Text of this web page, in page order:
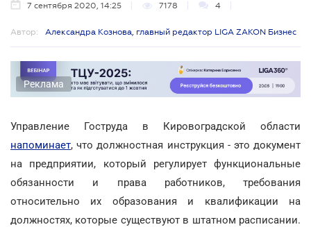
7 сентября 2020, 14:25 7178 4
Автор: Александра Кознова, главный редактор LIGA ZAKON Бизнес
Реклама
Управление Гоструда в Кировоградской области
напоминает, что должностная инструкция - это документ
на предприятии, который регулирует функциональные
обязанности и права работников, требования
относительно их образования и квалификации на
должностях, которые существуют в штатном расписании.